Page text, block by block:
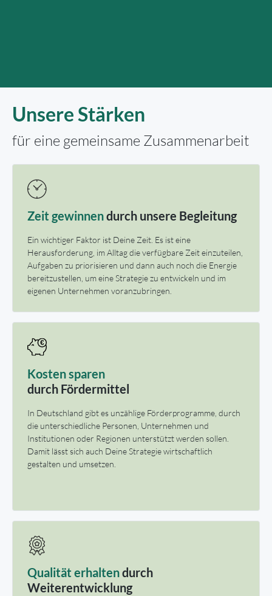
Unsere Stärken
für eine gemeinsame Zusammenarbeit
Zeit gewinnendurch unsere Begleitung
Ein wichtiger Faktor ist Deine Zeit. Es ist eine
Herausforderung, im Alltag die verfügbare Zeit einzuteilen,
Aufgaben zu priorisieren und dann auch noch die Energie
bereitzustellen, um eine Strategie zu entwickeln und im
eigenen Unternehmen voranzubringen.
Kosten sparen
durch Fördermittel
In Deutschland gibt es unzählige Förderprogramme, durch
die unterschiedliche Personen, Unternehmen und
Institutionen oder Regionen unterstützt werden sollen.
Damit lässt sich auch Deine Strategie wirtschaftlich
gestalten und umsetzen.
Qualität erhaltendurch
Weiterentwicklung